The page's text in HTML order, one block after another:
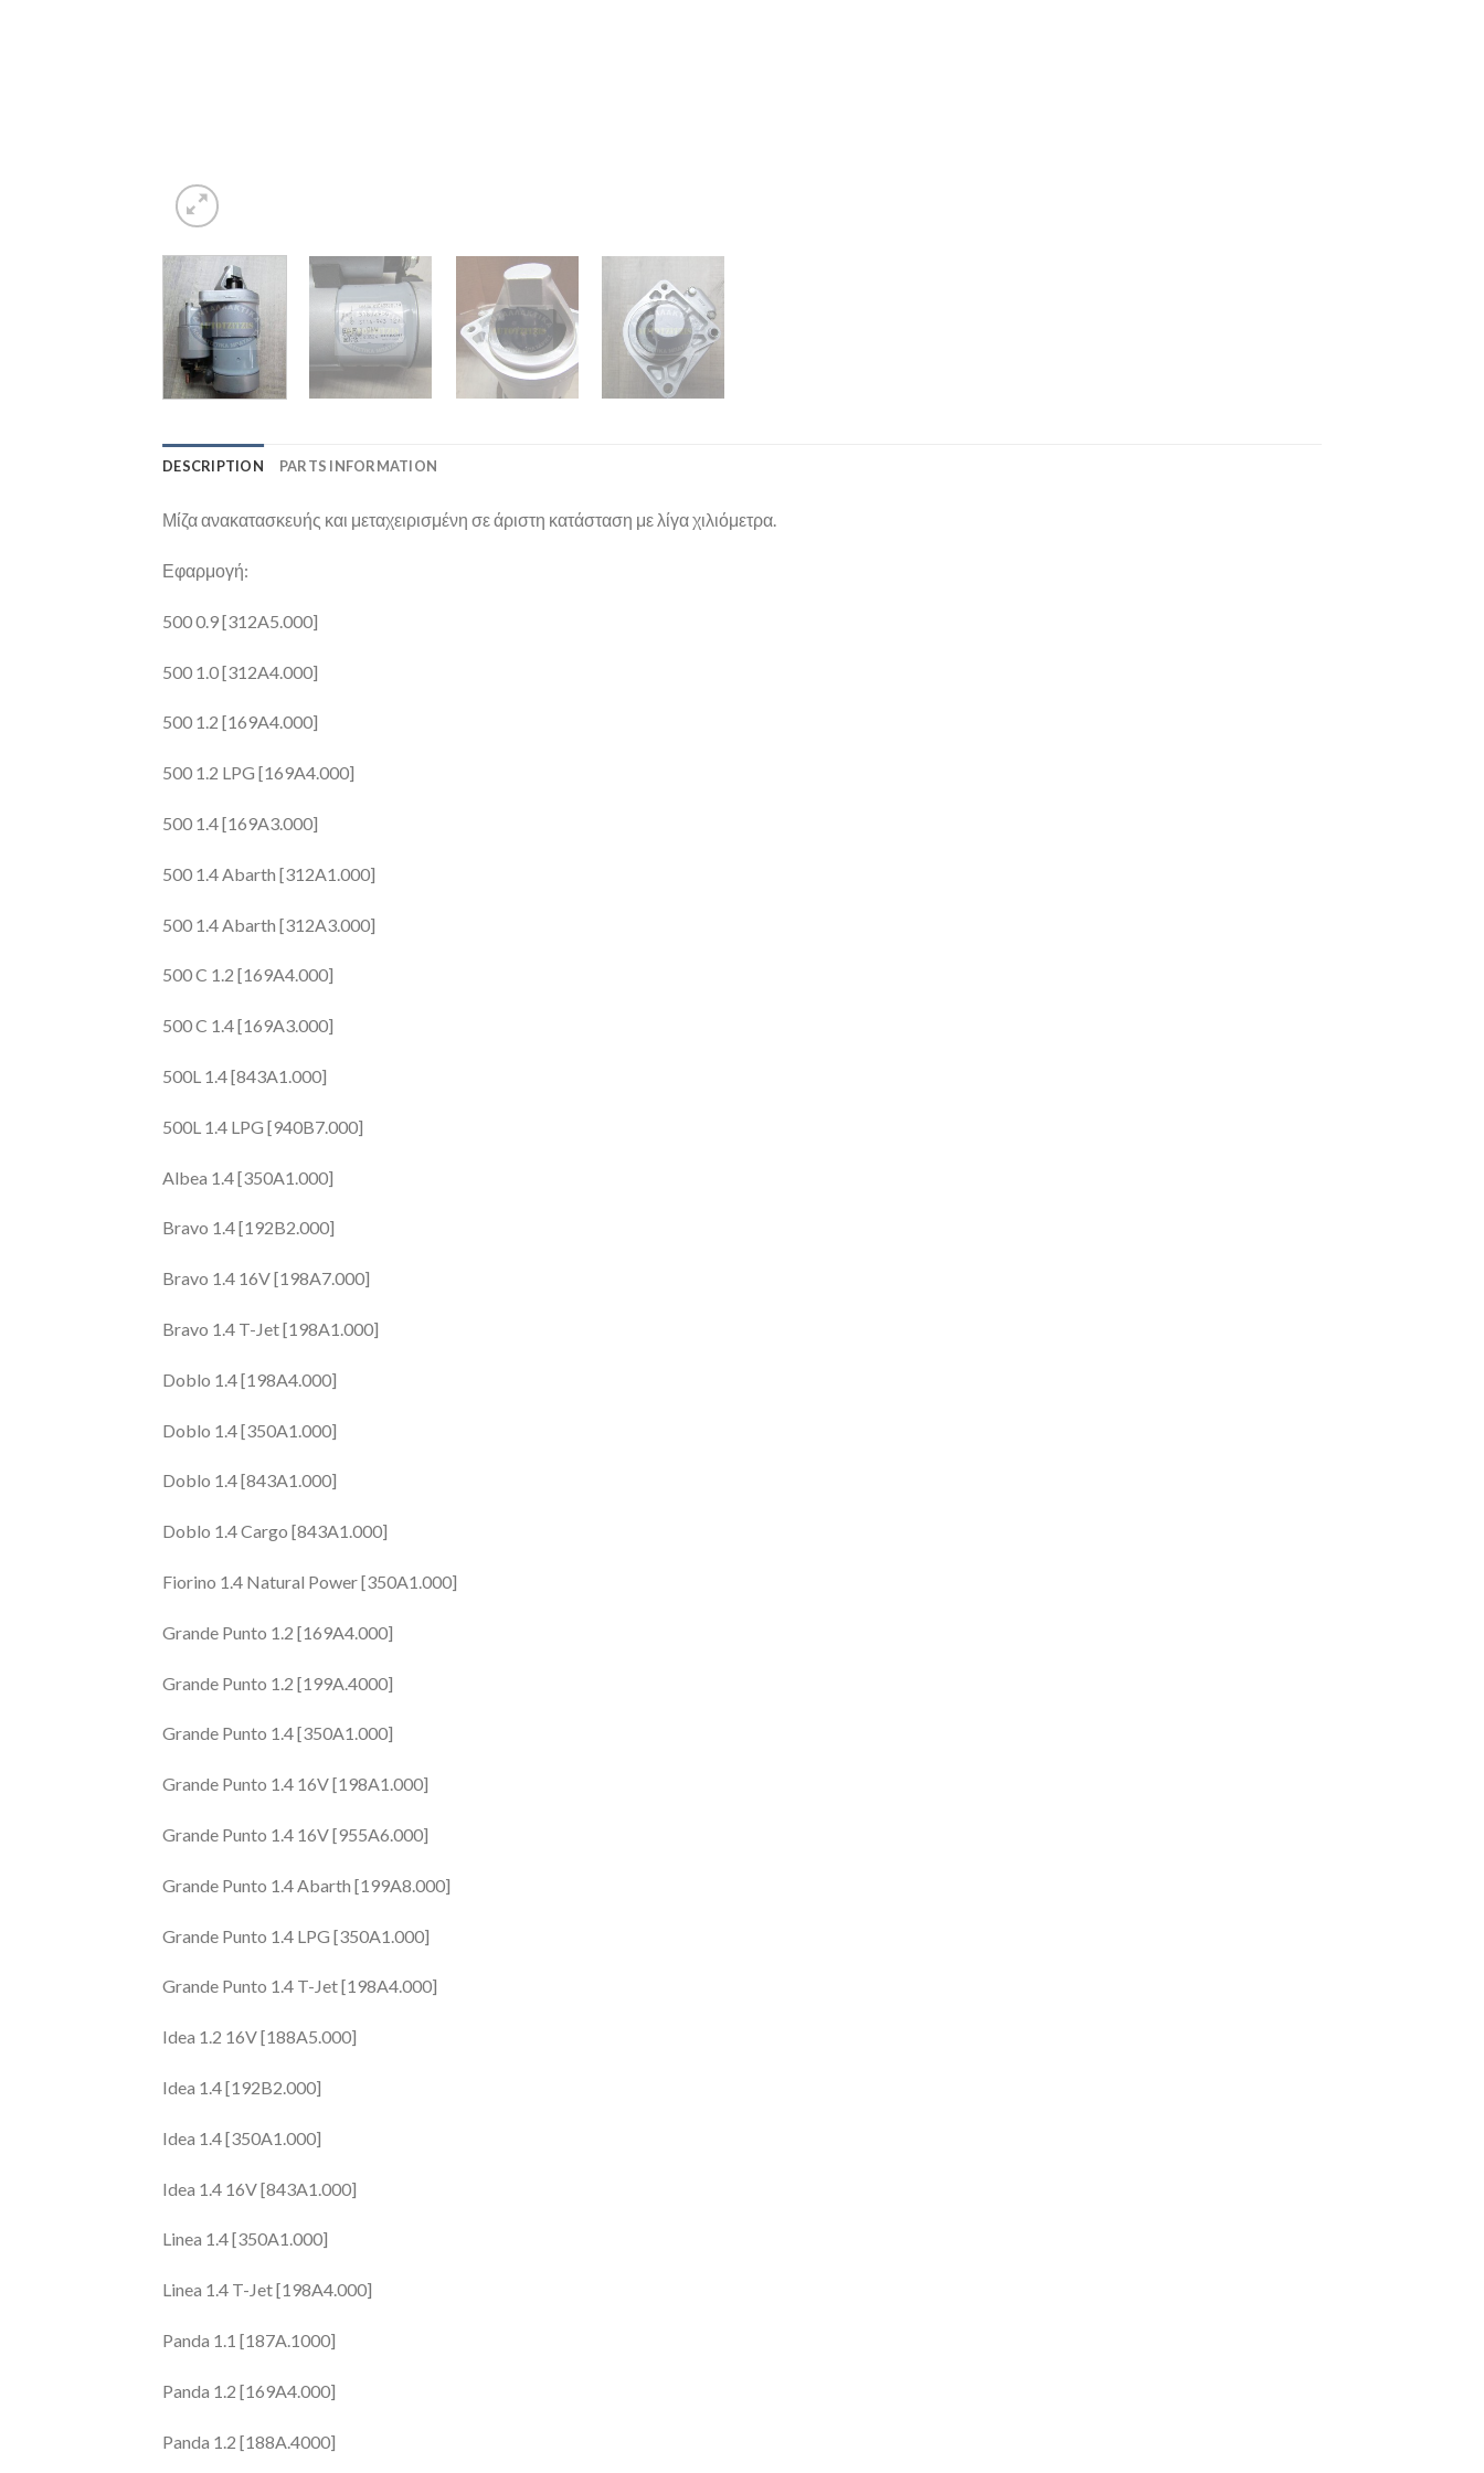
DESCRIPTION PARTS INFORMATION
Μίζα ανακατασκευής και μεταχειρισμένη σε άριστη κατάσταση με λίγα χιλιόμετρα.
Εφαρμογή:
500 0.9 [312A5.000]
500 1.0 [312A4.000]
500 1.2 [169A4.000]
500 1.2 LPG [169A4.000]
500 1.4 [169A3.000]
500 1.4 Abarth [312A1.000]
500 1.4 Abarth [312A3.000]
500 C 1.2 [169A4.000]
500 C 1.4 [169A3.000]
500L 1.4 [843A1.000]
500L 1.4 LPG [940B7.000]
Albea 1.4 [350A1.000]
Bravo 1.4 [192B2.000]
Bravo 1.4 16V [198A7.000]
Bravo 1.4 T-Jet [198A1.000]
Doblo 1.4 [198A4.000]
Doblo 1.4 [350A1.000]
Doblo 1.4 [843A1.000]
Doblo 1.4 Cargo [843A1.000]
Fiorino 1.4 Natural Power [350A1.000]
Grande Punto 1.2 [169A4.000]
Grande Punto 1.2 [199A.4000]
Grande Punto 1.4 [350A1.000]
Grande Punto 1.4 16V [198A1.000]
Grande Punto 1.4 16V [955A6.000]
Grande Punto 1.4 Abarth [199A8.000]
Grande Punto 1.4 LPG [350A1.000]
Grande Punto 1.4 T-Jet [198A4.000]
Idea 1.2 16V [188A5.000]
Idea 1.4 [192B2.000]
Idea 1.4 [350A1.000]
Idea 1.4 16V [843A1.000]
Linea 1.4 [350A1.000]
Linea 1.4 T-Jet [198A4.000]
Panda 1.1 [187A.1000]
Panda 1.2 [169A4.000]
Panda 1.2 [188A.4000]